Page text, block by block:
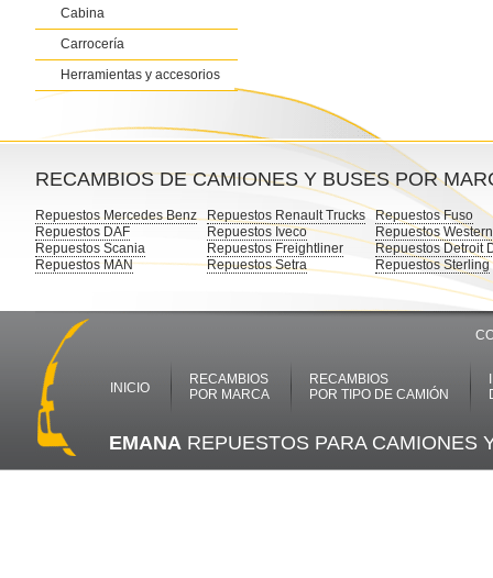
Cabina
Carrocería
Herramientas y accesorios
RECAMBIOS DE CAMIONES Y BUSES POR
Repuestos Mercedes Benz
Repuestos DAF
Repuestos Scania
Repuestos MAN
Repuestos Renault Trucks
Repuestos Iveco
Repuestos Freightliner
Repuestos Setra
Repuestos Fuso
Repuestos
Repuestos Detroit
Repuestos Sterling
INICIO
RECAMBIOS
POR MARCA
RECAMBIOS
POR TIPO DE CAMIÓN
EMANA REPUESTOS PARA CAMIONES